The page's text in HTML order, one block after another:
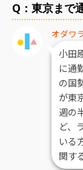
Q：東京まで
オダワ
小田
に通
の国
が東
週の
ど、
いる
関す